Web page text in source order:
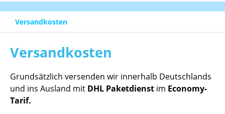
Versandkosten
Versandkosten
Grundsätzlich versenden wir innerhalb Deutschlands
und ins Ausland mit DHL Paketdienst im Economy-
Tarif.